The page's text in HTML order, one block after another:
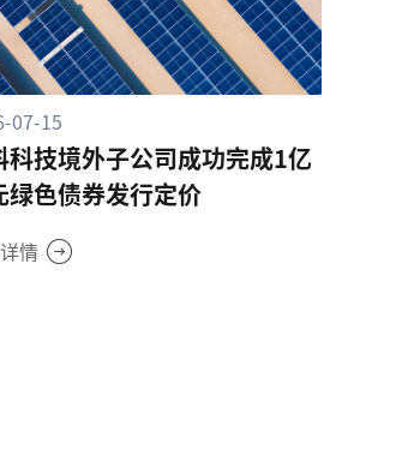
07-15
科技境外子公司成功完成1亿
绿色债券发行定价
情